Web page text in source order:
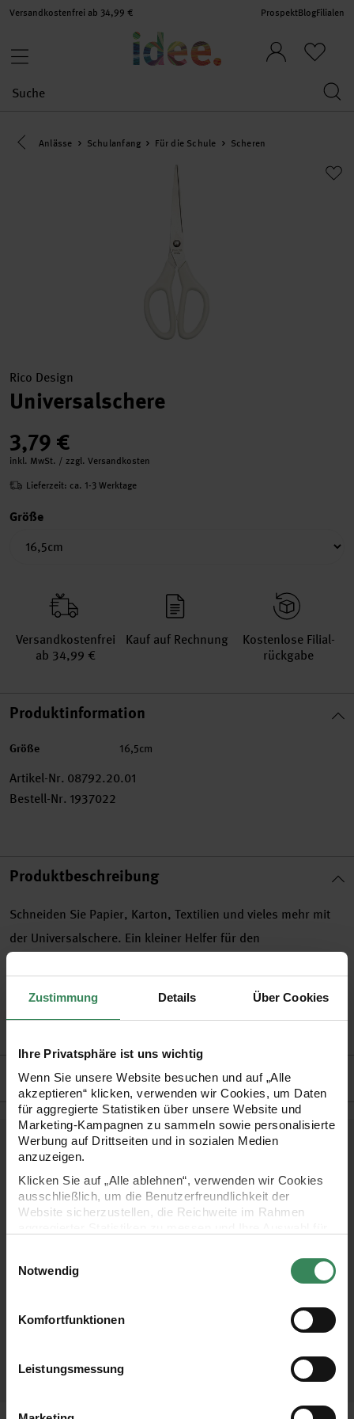
Zustimmung Details Über Cookies
Ihre Privatsphäre ist uns wichtig
Wenn Sie unsere Website besuchen und auf „Alle
akzeptieren“ klicken, verwenden wir Cookies, um Daten
für aggregierte Statistiken über unsere Website und
Marketing-Kampagnen zu sammeln sowie personalisierte
Werbung auf Drittseiten und in sozialen Medien
anzuzeigen.
Klicken Sie auf „Alle ablehnen“, verwenden wir Cookies
ausschließlich, um die Benutzerfreundlichkeit der
Website sicherzustellen, die Reichweite im Rahmen
Ihre Einwilligung ist freiwillig und kann jederzeit über den
Link „Cookie-Einstellungen“ im Fußbereich der Seite
verwendeten Technologien und den Empfängern der
Daten finden Sie in unserer Datenschutzerklärung.
Notwendig
Komfortfunktionen
Leistungsmessung
Versandkostenfrei ab 34,99 € ProspektBlogFilialen
Eine Kategorie zurück navigieren
Anlässe Schulanfang Für die Schule Scheren
Rico Design
Universalschere
3,79 €
inkl. MwSt. / zzgl. Versandkosten
Lieferzeit: ca. 1-3 Werktage
Größe
Versand­kosten­frei
ab 34,99 €
Kauf auf Rechnung
Kosten­lose Filial­
rückgabe
Produktinformation
Größe 16,5cm
Artikel-Nr. 08792.20.01
Bestell-Nr. 1937022
Produktbeschreibung
Schneiden Sie Papier, Karton, Textilien und vieles mehr mit
der Universalschere. Ein kleiner Helfer für den
in 3 Größen erhältlich
Hersteller
Bastelanleitung 3D-